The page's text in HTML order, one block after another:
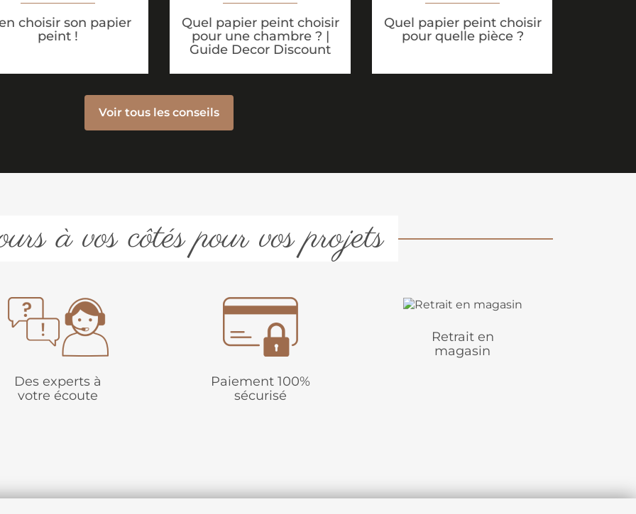
choisir son papier
peint !
Quel papier peint choisir
pour une chambre ? |
Guide Decor Discount
Quel papier peint choisir
pour quelle pièce ?
Voir tous les conseils
à vos côtés pour vos projets
Des experts à
votre écoute
Paiement 100%
sécurisé
Retrait en
magasin